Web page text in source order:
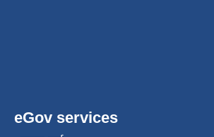
eGov services